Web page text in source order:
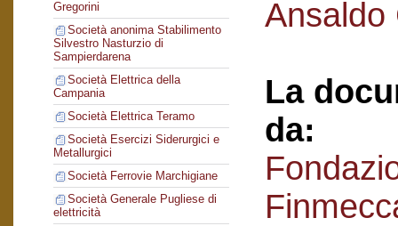
Gregorini
Società anonima Stabilimento
Silvestro Nasturzio di
Sampierdarena
Società Elettrica della
Campania
Società Elettrica Teramo
Società Esercizi Siderurgici e
Metallurgici
Società Ferrovie Marchigiane
Società Generale Pugliese di
elettricità
Ansaldo
La
da: